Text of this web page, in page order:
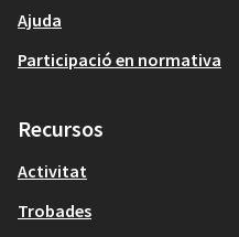
Ajuda
Participació en normativa
Recursos
Activitat
Trobades